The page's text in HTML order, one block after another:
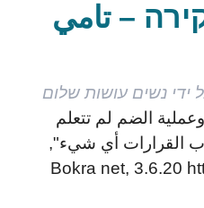
– تامي
ידי נשים עושות שלום
الضم لم تتعلم
القرارات أي شيء",
Bokra net, 3.6.20